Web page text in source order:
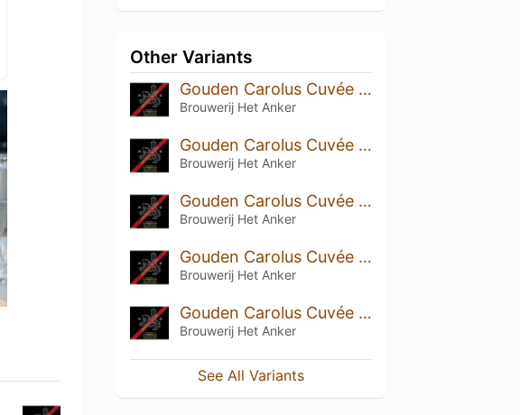
Other Variants
Gouden Carolus Cuvée van de Keizer Imperial Blond (2026)
Brouwerij Het Anker
Gouden Carolus Cuvée van de Keizer Imperial Blond (2025)
Brouwerij Het Anker
Gouden Carolus Cuvée van de Keizer Imperial Blond (2023)
Brouwerij Het Anker
Gouden Carolus Cuvée van de Keizer Imperial Blond (2024)
Brouwerij Het Anker
Gouden Carolus Cuvée van de Keizer Imperial Blond (2022)
Brouwerij Het Anker
See All Variants